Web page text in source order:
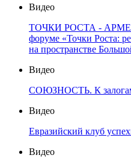
Видео
ТОЧКИ РОСТА -
форуме «Точки Роста:
на пространстве
Видео
СОЮЗНОСТЬ. К залогам
Видео
Евразийский клуб
Видео